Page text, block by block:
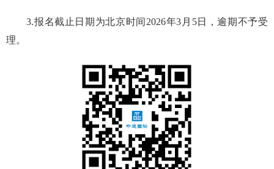
3.报名截止日期为北京时间2026年3月5日，逾期不予受
理。